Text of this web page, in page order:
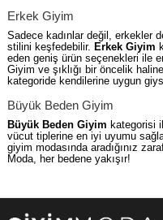
Erkek Giyim
Sadece kadınlar değil, erkekler
stilini keşfedebilir. Erkek Giyim
eden geniş ürün seçenekleri ile
Giyim ve şıklığı bir öncelik
kategoride kendilerine uygun
Büyük Beden Giyim
Büyük Beden Giyim kategorisi
vücut tiplerine en iyi uyumu
giyim modasında aradığınız
Moda, her bedene yakışır!